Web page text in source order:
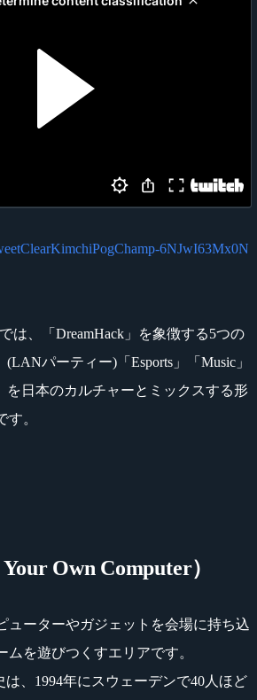
6NJwI63Mx0N
では、「DreamHack」を象徴する5つの
パーティー)「Esports」「Music」
を日本のカルチャーとミックスする形
。
Own Computer）
ューターやガジェットを会場に持ち込
を遊びつくすエリアです。
は、1994年にスウェーデンで40人ほど